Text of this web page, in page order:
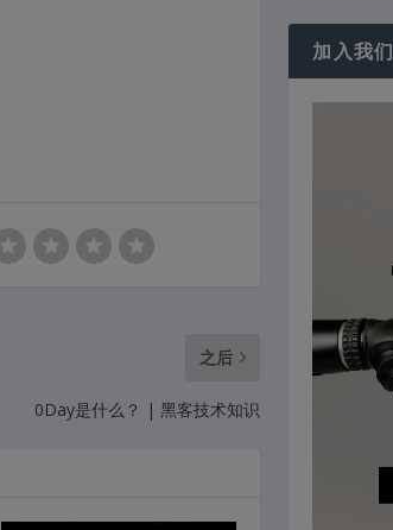
之后
0Day是什么？ | 黑客技术知识
加入我们